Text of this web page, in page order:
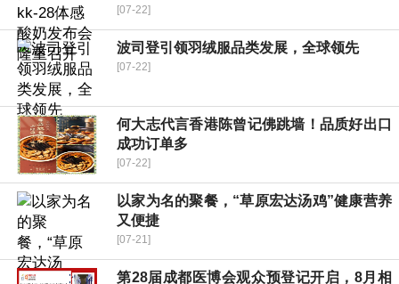
[07-22]
波司登引领羽绒服品类发展，全球领先
[07-22]
何大志代言香港陈曾记佛跳墙！品质好出口
成功订单多
[07-22]
以家为名的聚餐，“草原宏达汤鸡”健康营养
又便捷
[07-21]
第28届成都医博会观众预登记开启，8月相